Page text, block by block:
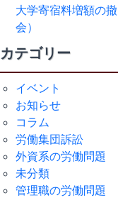
波大学寄宿料増額の撤回
は、２回目の「学…
大学寄宿料増額の
会）
カテゴリー
イベント
お知らせ
コラム
労働集団訴訟
外資系の労働問題
未分類
管理職の労働問題